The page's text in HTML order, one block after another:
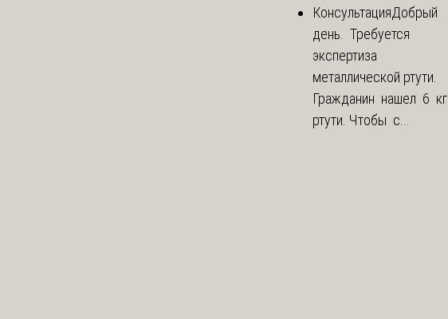
КонсультацияДобрый
день. Требуется
экспертиза
металлической ртути.
Гражданин нашел 6 кг.
ртути. Чтобы с...